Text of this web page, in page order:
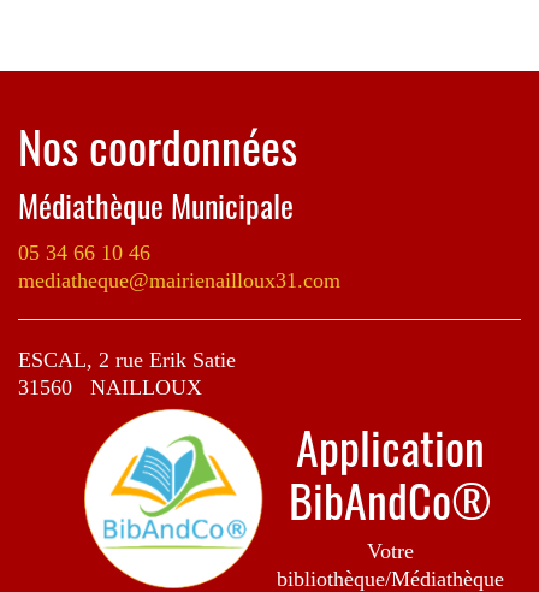
Nos coordonnées
Médiathèque Municipale
05 34 66 10 46
mediatheque@mairienailloux31.com
ESCAL, 2 rue Erik Satie
31560 NAILLOUX
Application
BibAndCo®
Votre
bibliothèque/Médiathèque